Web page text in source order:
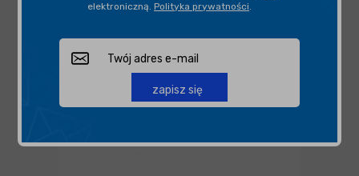
elektroniczną. Polityka prywatności.
zapisz się